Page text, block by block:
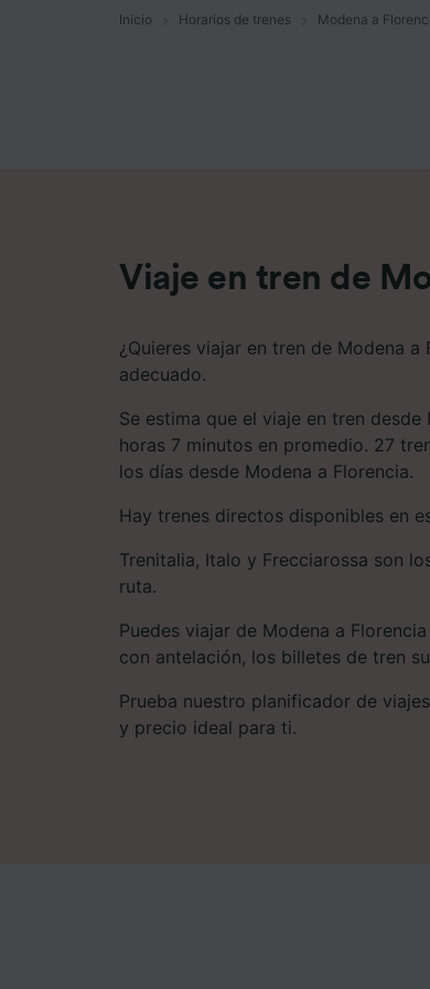
Inicio Horarios de trenes Modena a
Viaje en tren de
¿Quieres viajar en tren de Modena a
adecuado.
Se estima que el viaje en tren
horas 7 minutos en promedio. 27
los días desde Modena a Florencia.
Hay trenes directos disponibles en
Trenitalia, Italo y Frecciarossa son
ruta.
Puedes viajar de Modena a
con antelación, los billetes de tren
Prueba nuestro planificador de
y precio ideal para ti.